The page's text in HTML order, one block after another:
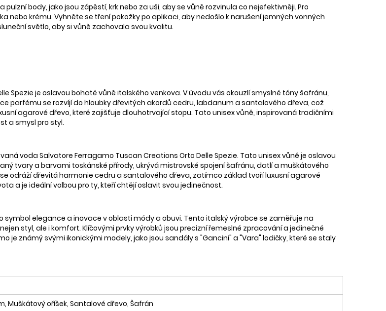
body, jako jsou zápěstí, krk nebo za uši, aby se vůně rozvinula co nejefektivněji. Pro
krému. Vyhněte se tření pokožky po aplikaci, aby nedošlo k narušení jemných vonných
světlo, aby si vůně zachovala svou kvalitu.
Spezie je oslavou bohaté vůně italského venkova. V úvodu vás okouzlí smyslné tóny šafránu,
parfému se rozvíjí do hloubky dřevitých akordů cedru, labdanum a santalového dřeva, což
agarové dřevo, které zajišťuje dlouhotrvající stopu. Tato unisex vůně, inspirovaná tradičními
a smysl pro styl.
voda Salvatore Ferragamo Tuscan Creations Orto Delle Spezie. Tato unisex vůně je oslavou
tvary a barvami toskánské přírody, ukrývá mistrovské spojení šafránu, datlí a muškátového
odráží dřevitá harmonie cedru a santalového dřeva, zatímco základ tvoří luxusní agarové
a je ideální volbou pro ty, kteří chtějí oslavit svou jedinečnost.
symbol elegance a inovace v oblasti módy a obuvi. Tento italský výrobce se zaměřuje na
styl, ale i komfort. Klíčovými prvky výrobků jsou precizní řemeslné zpracování a jedinečné
je známý svými ikonickými modely, jako jsou sandály s "Gancini" a "Vara" lodičky, které se staly
Muškátový oříšek, Santalové dřevo, Šafrán